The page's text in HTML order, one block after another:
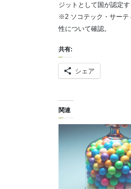
ジットとして国が認定す
※2 ソコテック・サーテ
性について確認。
共有:
シェア
関連